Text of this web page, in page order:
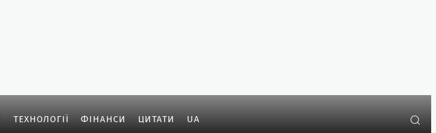
ТЕХНОЛОГІЇ ФІНАНСИ ЦИТАТИ UA